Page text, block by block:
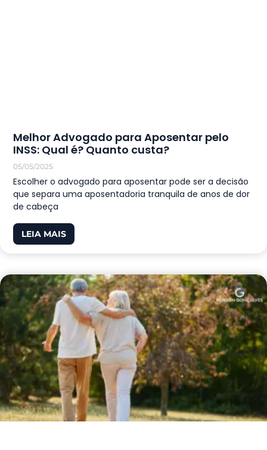
Melhor Advogado para Aposentar pelo
INSS: Qual é? Quanto custa?
05/05/2025
Escolher o advogado para aposentar pode ser a decisão
que separa uma aposentadoria tranquila de anos de dor
de cabeça
LEIA MAIS